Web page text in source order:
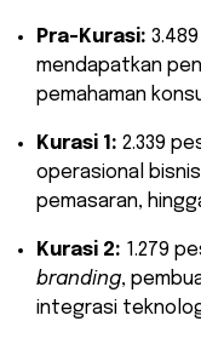
Pra-Kurasi:
mendapatkan
pemahaman
Kurasi 1: 2.339
operasional
pemasaran,
Kurasi 2: 1.279
branding,
integrasi